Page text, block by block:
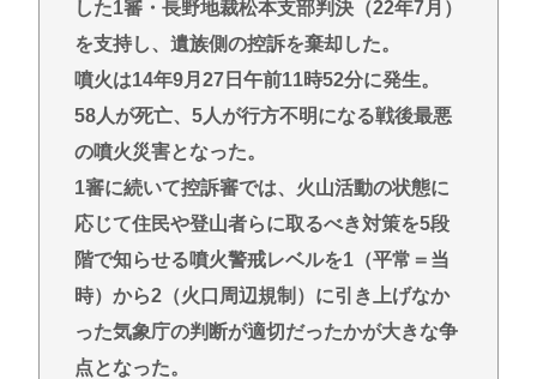
【画像】中山美穂さん、片岡愛之助との笑顔の生前
ショットが公開
イスラエル、世界から孤立の道を選択！
(📞´ん`)「はい嫌儲子供電話相談室」👧「犬は大きい
小さいのがいるのになんで猫はみんな同じ大きさな
の？」
ガチで死にたい時ってどうしたらいいの？
新しいキーボード買いたいんだけど、今のキーボー
ド壊れなくて買う理由が見つからない
した1審・長野地裁松本支部判決（22年7月）
を支持し、遺族側の控訴を棄却した。
噴火は14年9月27日午前11時52分に発生。
58人が死亡、5人が行方不明になる戦後最悪
の噴火災害となった。
1審に続いて控訴審では、火山活動の状態に
応じて住民や登山者らに取るべき対策を5段
階で知らせる噴火警戒レベルを1（平常＝当
時）から2（火口周辺規制）に引き上げなか
った気象庁の判断が適切だったかが大きな争
点となった。